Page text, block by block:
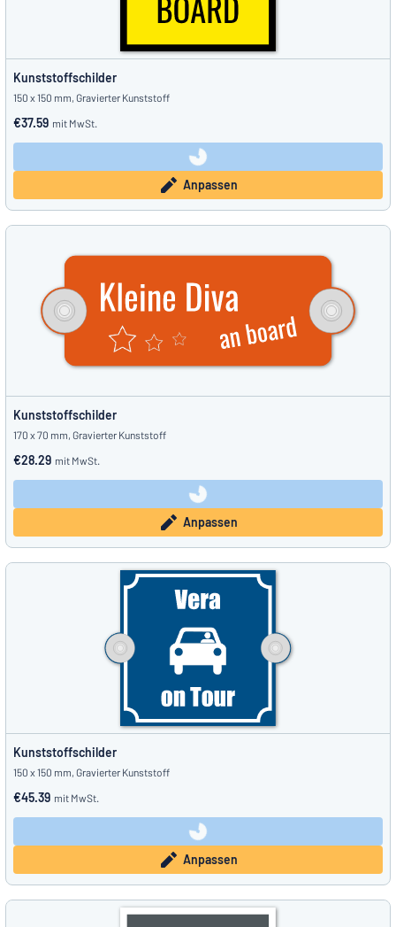
Kunststoffschilder
150 x 150 mm, Gravierter Kunststoff
€37.59 mit MwSt.
Anpassen
Kunststoffschilder
170 x 70 mm, Gravierter Kunststoff
€28.29 mit MwSt.
Anpassen
Kunststoffschilder
150 x 150 mm, Gravierter Kunststoff
€45.39 mit MwSt.
Anpassen